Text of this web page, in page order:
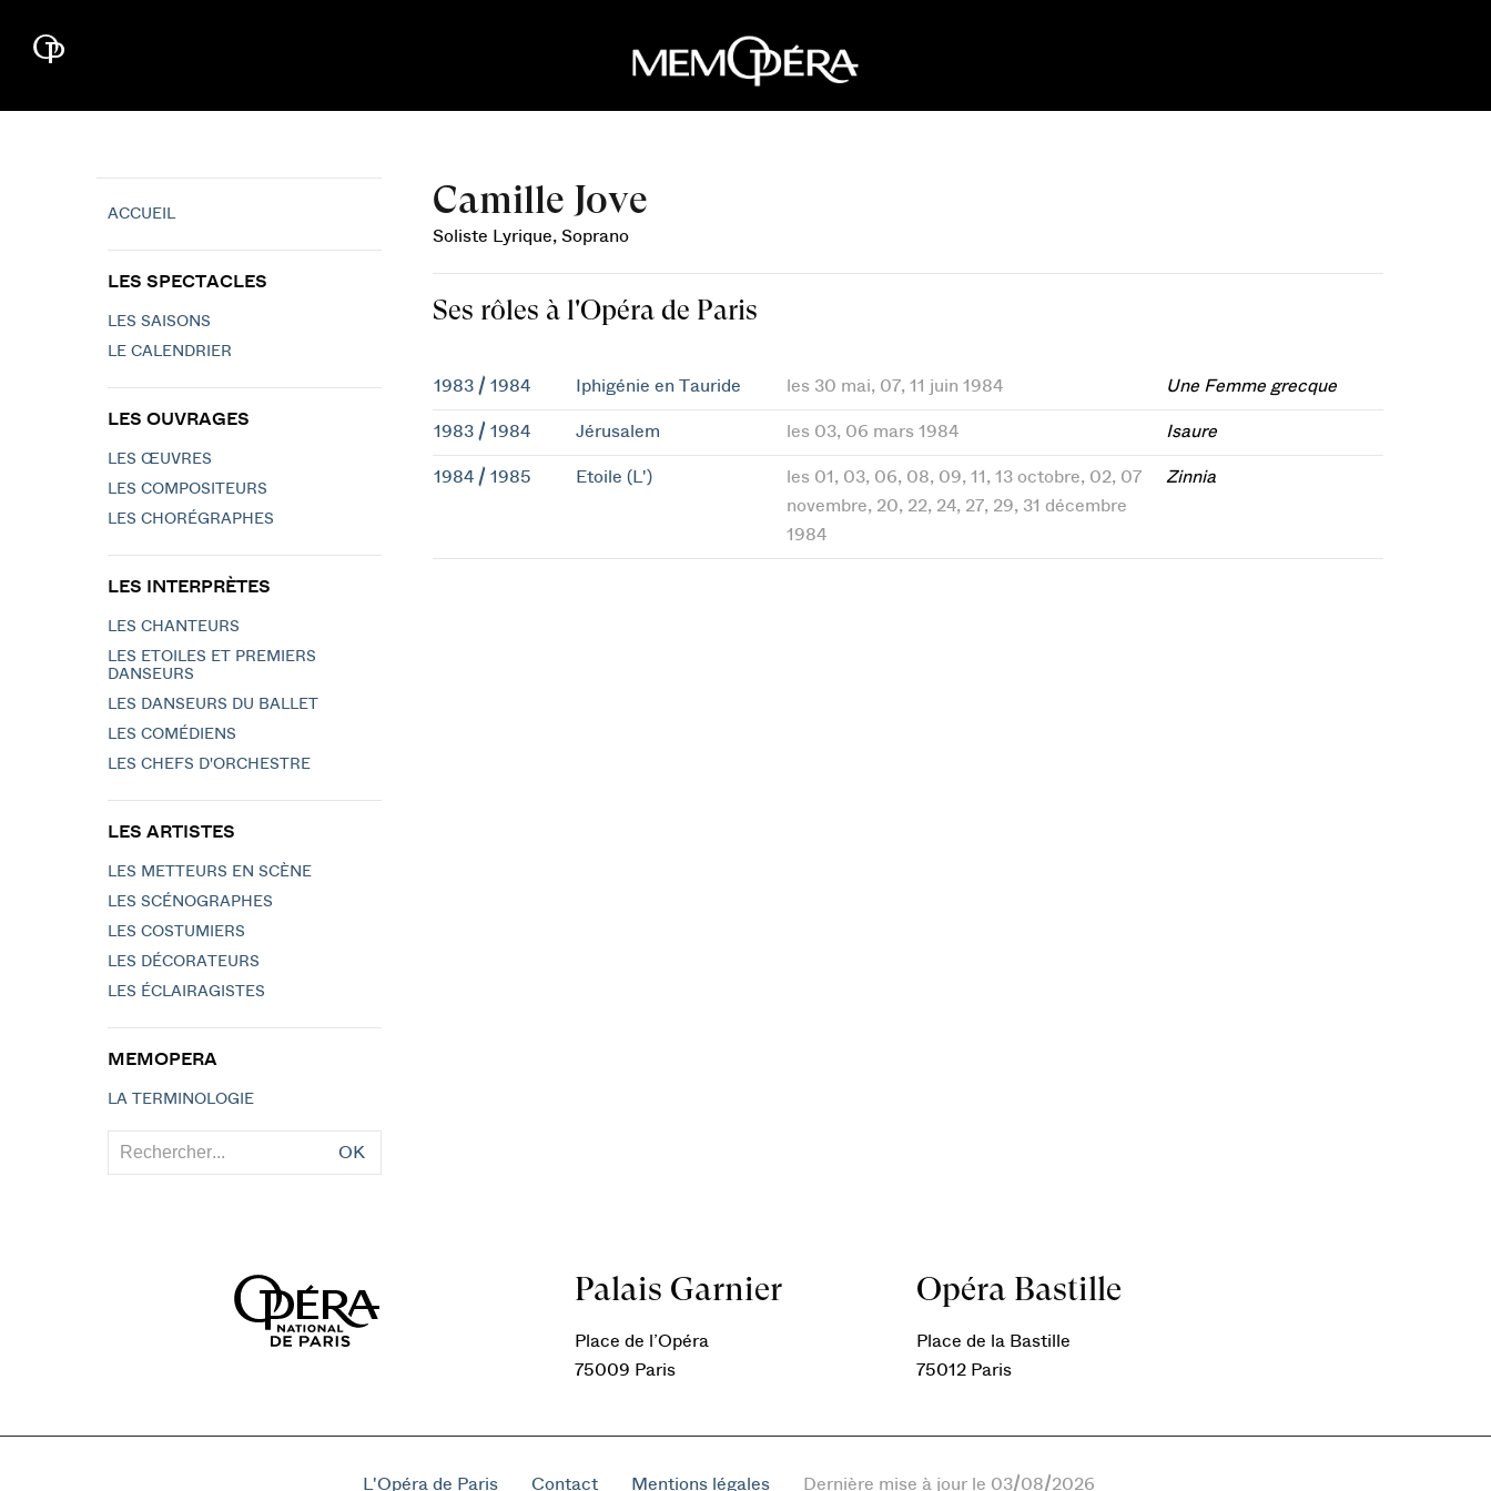
Camille Jove
Soliste Lyrique, Soprano
Ses rôles à l'Opéra de Paris
1983 / 1984 Iphigénie en Tauride les 30 mai, 07, 11 juin 1984 Une Femme grecque
1983 / 1984 Jérusalem les 03, 06 mars 1984 Isaure
1984 / 1985 Etoile (L')
les 01, 03, 06, 08, 09, 11, 13 octobre, 02, 07
novembre, 20, 22, 24, 27, 29, 31 décembre
1984
Zinnia
ACCUEIL
LES SPECTACLES
LES SAISONS
LE CALENDRIER
LES OUVRAGES
LES ŒUVRES
LES COMPOSITEURS
LES CHORÉGRAPHES
LES INTERPRÈTES
LES CHANTEURS
LES ETOILES ET PREMIERS
DANSEURS
LES DANSEURS DU BALLET
LES COMÉDIENS
LES CHEFS D'ORCHESTRE
LES ARTISTES
LES METTEURS EN SCÈNE
LES SCÉNOGRAPHES
LES COSTUMIERS
LES DÉCORATEURS
LES ÉCLAIRAGISTES
MEMOPERA
LA TERMINOLOGIE
OK
Palais Garnier
Place de l’Opéra
75009 Paris
Opéra Bastille
Place de la Bastille
75012 Paris
L'Opéra de Paris Contact Mentions légales Dernière mise à jour le 03/08/2026